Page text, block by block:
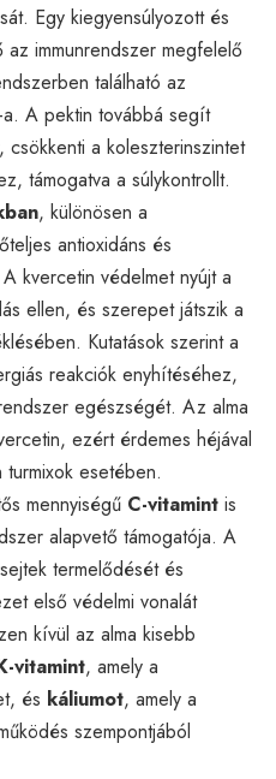
Egy kiegyensúlyozott és
immunrendszer megfelelő
található az
A pektin továbbá segít
a koleszterinszintet
támogatva a súlykontrollt.
, különösen a
antioxidáns és
kvercetin védelmet nyújt a
ellen, és szerepet játszik a
Kutatások szerint a
reakciók enyhítéséhez,
egészségét. Az alma
ezért érdemes héjával
esetében.
mennyiségű C-vitamint is
alapvető támogatója. A
termelődését és
első védelmi vonalát
kívül az alma kisebb
vitamint, amely a
és káliumot, amely a
szempontjából